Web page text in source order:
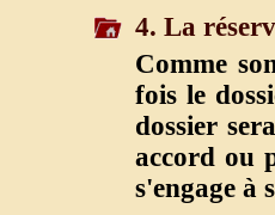
4. La
Comme
fois le
dossier
accord ou
s'engage à